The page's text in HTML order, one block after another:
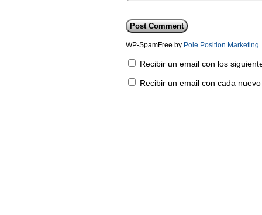
WP-SpamFree by Pole Position Marketing
Recibir un email con los
Recibir un email con cada